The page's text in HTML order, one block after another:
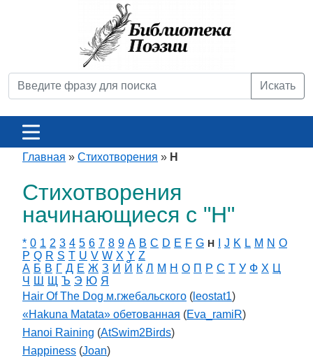
Искать
Главная » Стихотворения » H
Стихотворения
начинающиеся с "H"
* 0 1 2 3 4 5 6 7 8 9 A B C D E F G H J K L M N O
P Q R S T U V W X Y Z
А Б В Г Д Е Ж З И Й К Л М Н О П Р С Т У Ф Х Ц
Ч
Ш Щ Ъ Э Ю Я
Hair Of The Dog м.гжебальского ( leostat1)
«Hakuna Matata» обетованная (Eva_ramiR)
Hanoi Raining (AtSwim2Birds)
Happiness (Joan)